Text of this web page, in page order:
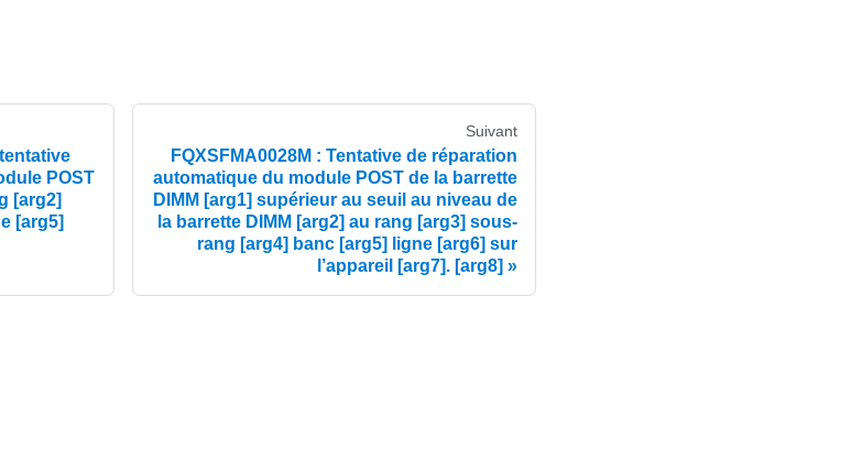
POST
[arg2]
[arg5]
Suivant
FQXSFMA0028M : Tentative de réparation
automatique du module POST de la barrette
DIMM [arg1] supérieur au seuil au niveau de
la barrette DIMM [arg2] au rang [arg3] sous-
rang [arg4] banc [arg5] ligne [arg6] sur
l’appareil [arg7]. [arg8]